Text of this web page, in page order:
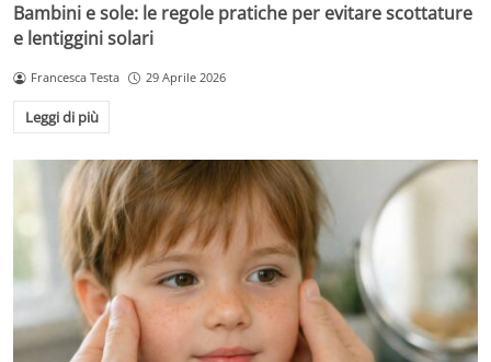
Bambini e sole: le regole pratiche per evitare scottature
e lentiggini solari
Francesca Testa 29 Aprile 2026
Leggi di più